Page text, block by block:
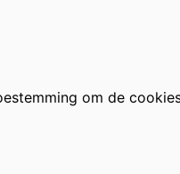
om de